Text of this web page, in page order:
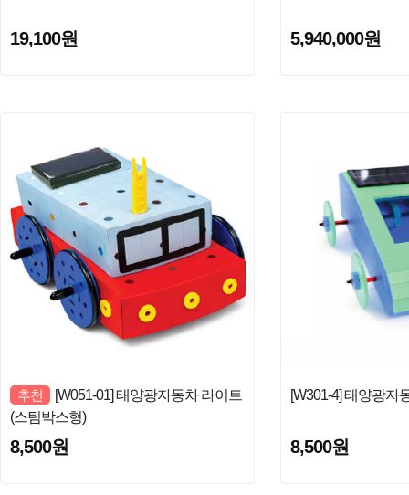
19,100원 5,940,000원
추천
[W051-01] 태양광자동차 라이트
(스팀박스형)
8,500원
[W301-4] 태양광자
8,500원